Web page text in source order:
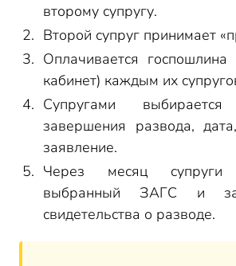
второму супругу.
Второй супруг принимает
Оплачивается
кабинет) каждым их
Супругами
завершения развода,
заявление.
Через месяц
выбранный ЗАГС и
свидетельства о разводе.